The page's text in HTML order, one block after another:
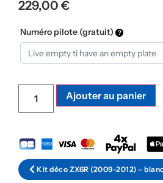
229,00 €
Numéro pilote (gratuit)
Ajouter au panier
Kit déco ZX6R (2009-2012) –